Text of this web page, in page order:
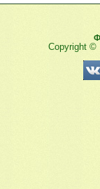
Copyright ©